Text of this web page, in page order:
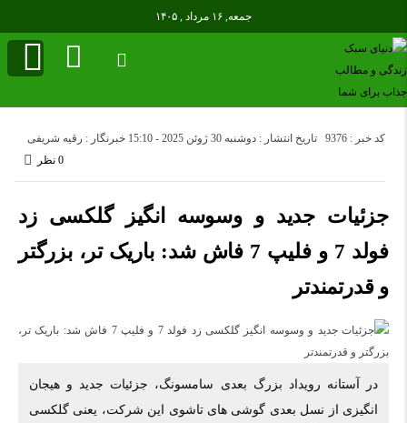
جمعه, ۱۶ مرداد , ۱۴۰۵
تاریخ انتشار : دوشنبه 30 ژوئن 2025 - 15:10 خبرنگار : رقیه شریفی
کد خبر : 9376
0 نظر
جزئیات جدید و وسوسه انگیز گلکسی زد
فولد 7 و فلیپ 7 فاش شد: باریک تر، بزرگتر
و قدرتمندتر
در آستانه رویداد بزرگ بعدی سامسونگ، جزئیات جدید و هیجان
انگیزی از نسل بعدی گوشی های تاشوی این شرکت، یعنی گلکسی